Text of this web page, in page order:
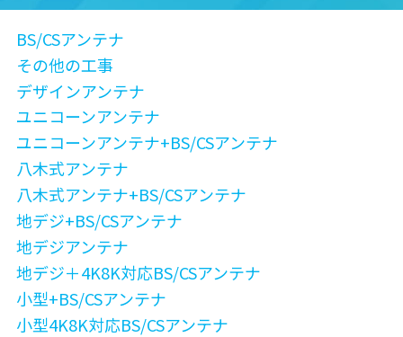
BS/CSアンテナ
その他の工事
デザインアンテナ
ユニコーンアンテナ
ユニコーンアンテナ+BS/CSアンテナ
八木式アンテナ
八木式アンテナ+BS/CSアンテナ
地デジ+BS/CSアンテナ
地デジアンテナ
地デジ＋4K8K対応BS/CSアンテナ
小型+BS/CSアンテナ
小型4K8K対応BS/CSアンテナ